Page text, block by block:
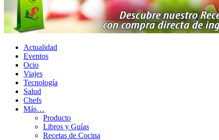
Actualidad
Eventos
Ocio
Viajes
Tecnología
Salud
Chefs
Más…
Producto
Libros y Guías
Recetas de Cocina